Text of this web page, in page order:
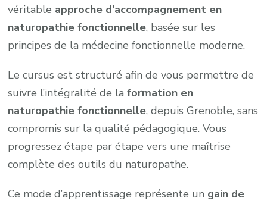
véritable approche d’accompagnement en
naturopathie fonctionnelle, basée sur les
principes de la médecine fonctionnelle moderne.
Le cursus est structuré afin de vous permettre de
suivre l’intégralité de laformation en
naturopathie fonctionnelle, depuis Grenoble, sans
compromis sur la qualité pédagogique. Vous
progressez étape par étape vers une maîtrise
complète des outils du naturopathe.
Ce mode d’apprentissage représente un gain de